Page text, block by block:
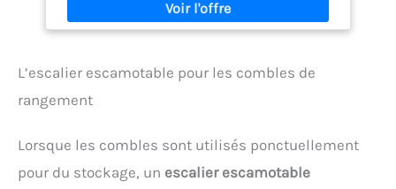
conception silencieuse et stable apporte une plus
grande tranquillité d'esprit Marchepied sécurisé :
de large, doté d'une surface innovante avec un motif
considérablement la friction et l'adhérence. Ce
éliminant complètement le risque de basculement
forme de fer à cheval à la base de l'échelle,
L’escalier escamotable pour les combles de
rangement
Lorsque les combles sont utilisés ponctuellement
pour du stockage, un escalier escamotable